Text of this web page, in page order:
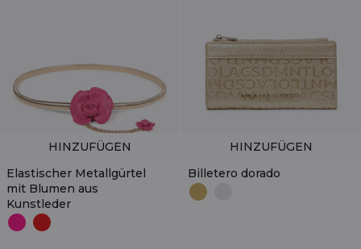
Elastischer Metallgürtel
mit Blumen aus
Kunstleder
HINZUFÜGEN
Billetero dorado
HINZUFÜGEN